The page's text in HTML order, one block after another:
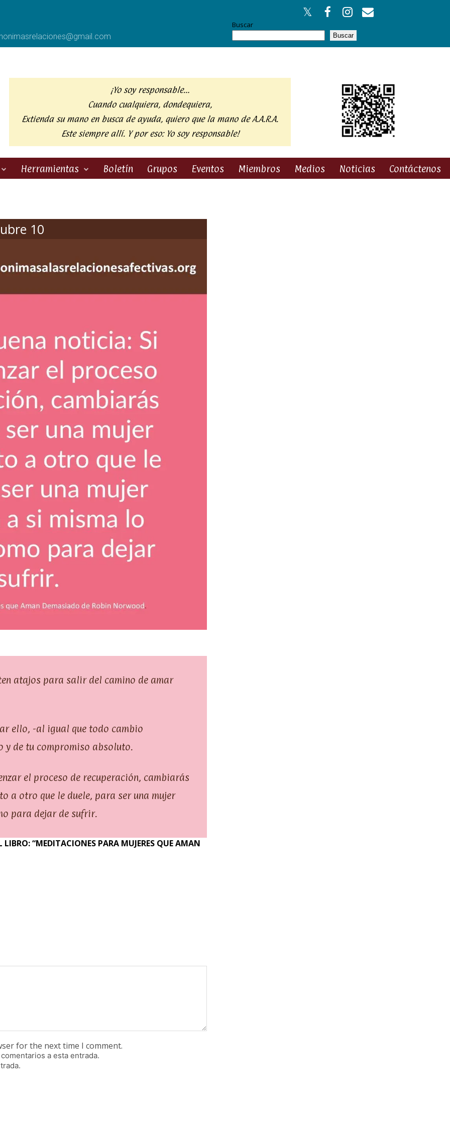
Buscar
Buscar
¡Yo soy responsable…
Cuando cualquiera, dondequiera,
Extienda su mano en busca de ayuda, quiero que la mano de A.A.R.A.
Este siempre allí. Y por eso: Yo soy responsable!
Herramientas Boletín Grupos Eventos Miembros Medios Noticias Contáctenos
10
atajos para salir del camino de amar
ello, -al igual que todo cambio
de tu compromiso absoluto.
el proceso de recuperación, cambiarás
a otro que le duele, para ser una mujer
para dejar de sufrir.
“MEDITACIONES PARA MUJERES QUE AMAN
for the next time I comment.
a esta entrada.